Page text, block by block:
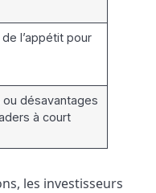
l’appétit pour
ou désavantages
à court
les investisseurs